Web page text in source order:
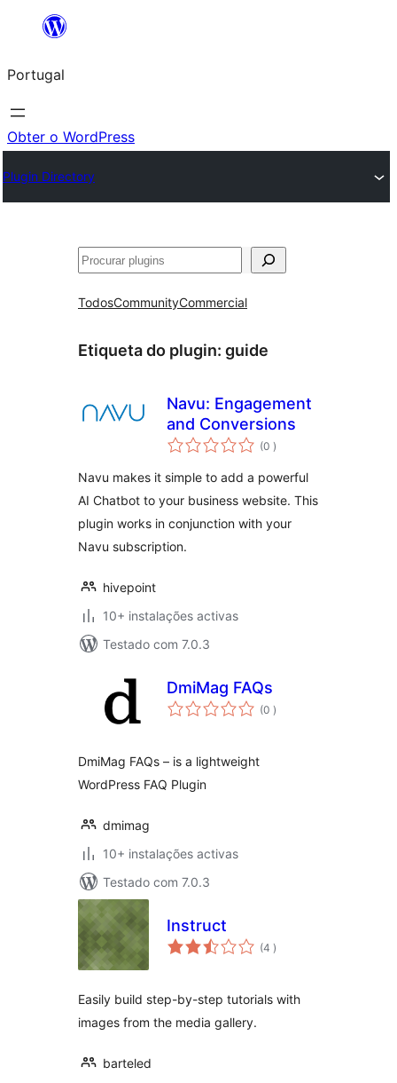
Saltar
o
conteúdo
Portugal
Obter o WordPress
Plugin Directory
Pesquisar
TodosCommunityCommercial
Etiqueta do plugin: guide
Navu: Engagement
and Conversions
(0 classificações
)
Navu makes it simple to add a powerful
AI Chatbot to your business website. This
plugin works in conjunction with your
Navu subscription.
hivepoint
10+ instalações activas
Testado com 7.0.3
DmiMag FAQs
(0 classificações
)
DmiMag FAQs – is a lightweight
WordPress FAQ Plugin
dmimag
10+ instalações activas
Testado com 7.0.3
Instruct
(4 classificações
)
Easily build step-by-step tutorials with
images from the media gallery.
barteled